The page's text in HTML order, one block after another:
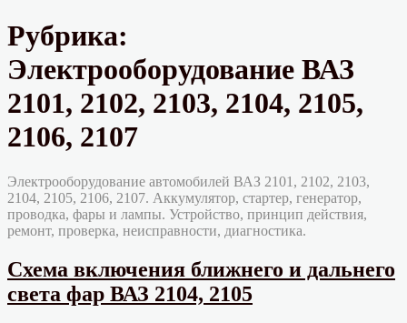
Рубрика:
Электрооборудование ВАЗ
2101, 2102, 2103, 2104, 2105,
2106, 2107
Электрооборудование автомобилей ВАЗ 2101, 2102, 2103,
2104, 2105, 2106, 2107. Аккумулятор, стартер, генератор,
проводка, фары и лампы. Устройство, принцип действия,
ремонт, проверка, неисправности, диагностика.
Схема включения ближнего и дальнего
света фар ВАЗ 2104, 2105